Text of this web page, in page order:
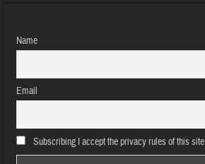
Name
Email
Subscribing I accept the privacy rules of this site